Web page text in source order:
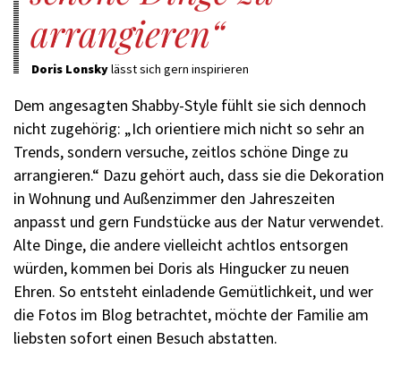
arrangieren
Doris Lonskylässt sich gern inspirieren
Dem angesagten Shabby-Style fühlt sie sich dennoch
nicht zugehörig: „Ich orientiere mich nicht so sehr an
Trends, sondern versuche, zeitlos schöne Dinge zu
arrangieren.“ Dazu gehört auch, dass sie die Dekoration
in Wohnung und Außenzimmer den Jahreszeiten
anpasst und gern Fundstücke aus der Natur verwendet.
Alte Dinge, die andere vielleicht achtlos entsorgen
würden, kommen bei Doris als Hingucker zu neuen
Ehren. So entsteht einladende Gemütlichkeit, und wer
die Fotos im Blog betrachtet, möchte der Familie am
liebsten sofort einen Besuch abstatten.